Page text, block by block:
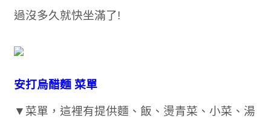
過沒多久就快坐滿了!
安打烏醋麵 菜單
▼菜單，這裡有提供麵、飯、燙青菜、小菜、湯